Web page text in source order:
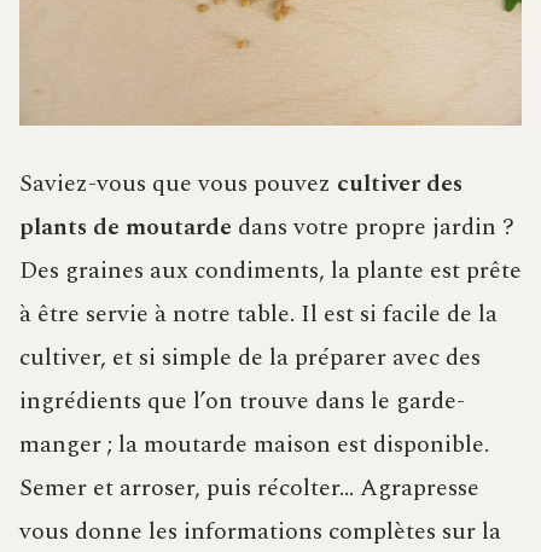
Saviez-vous que vous pouvez cultiver des
plants de moutarde dans votre propre jardin ?
Des graines aux condiments, la plante est prête
à être servie à notre table. Il est si facile de la
cultiver, et si simple de la préparer avec des
ingrédients que l’on trouve dans le garde-
manger ; la moutarde maison est disponible.
Semer et arroser, puis récolter… Agrapresse
vous donne les informations complètes sur la